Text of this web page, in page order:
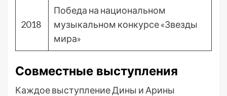
2018
Победа на национальном
музыкальном конкурсе «Звезды
мира»
Совместные выступления
Каждое выступление Дины и Арины